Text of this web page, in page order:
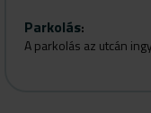
Parkolás:
A parkolás az utcán